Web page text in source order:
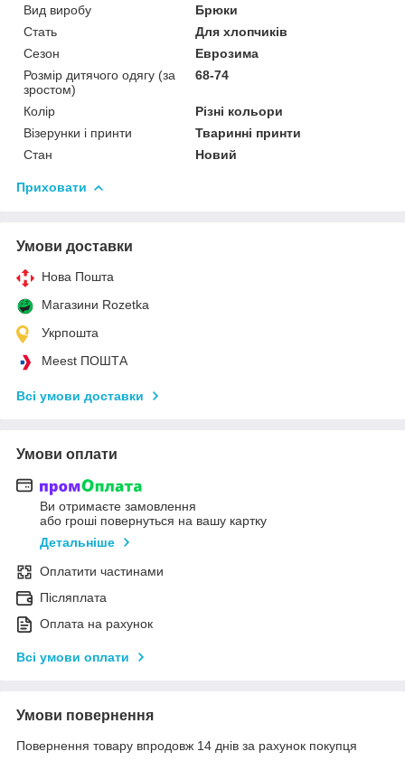
Вид виробу
Брюки
Стать
Для хлопчиків
Сезон
Еврозима
Розмір дитячого одягу (за
зростом)
68-74
Колір
Різні кольори
Візерунки і принти
Тваринні принти
Стан
Новий
Приховати
Умови доставки
Нова Пошта
Магазини Rozetka
Укрпошта
Meest ПОШТА
Всі умови доставки
Умови оплати
Ви отримаєте замовлення
або гроші повернуться на вашу картку
Детальніше
Оплатити частинами
Післяплата
Оплата на рахунок
Всі умови оплати
Умови повернення
Повернення товару впродовж 14 днів за рахунок покупця